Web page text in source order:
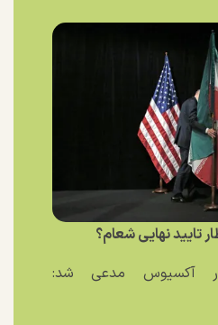
تایید نهایی شعام؟
آکسیوس مدعی شد: